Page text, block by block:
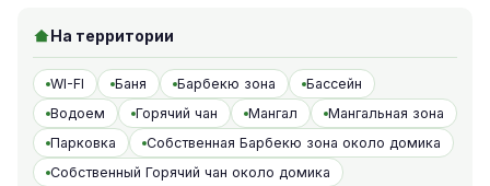
На территории
WI-FI Баня Барбекю зона
Бассейн
Водоем
Горячий чан Мангал
Мангальная зона
Парковка
Собственная Барбекю зона около домика
Собственный Горячий чан около домика